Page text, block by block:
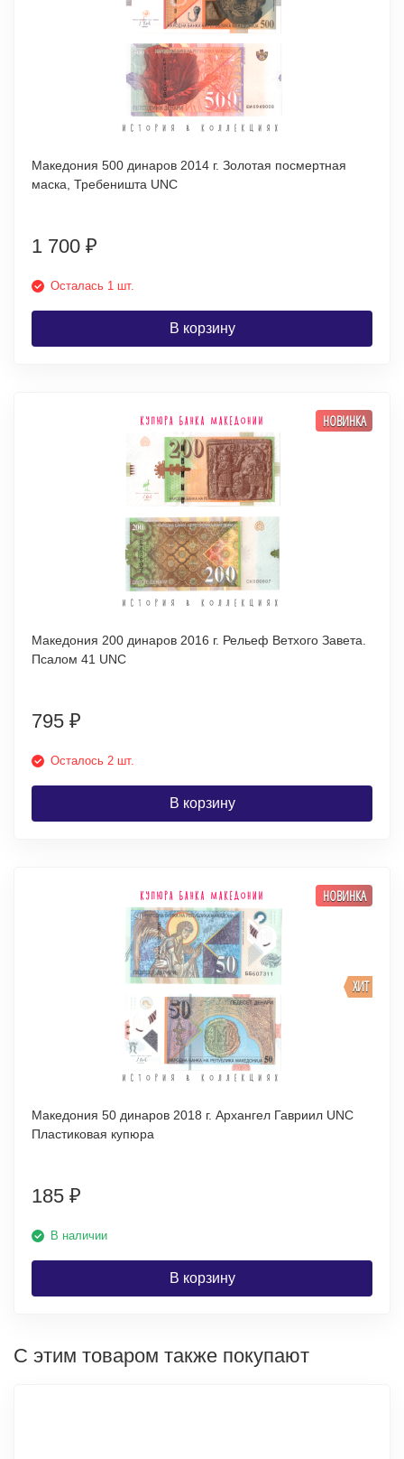
Македония 500 динаров 2014 г. Золотая посмертная
маска, Требеништа UNC
1 700 ₽
Осталась 1 шт.
В корзину
НОВИНКА
Македония 200 динаров 2016 г. Рельеф Ветхого Завета.
Псалом 41 UNC
795 ₽
Осталось 2 шт.
В корзину
ХИТ
НОВИНКА
Македония 50 динаров 2018 г. Архангел Гавриил UNC
Пластиковая купюра
185 ₽
В наличии
В корзину
С этим товаром также покупают